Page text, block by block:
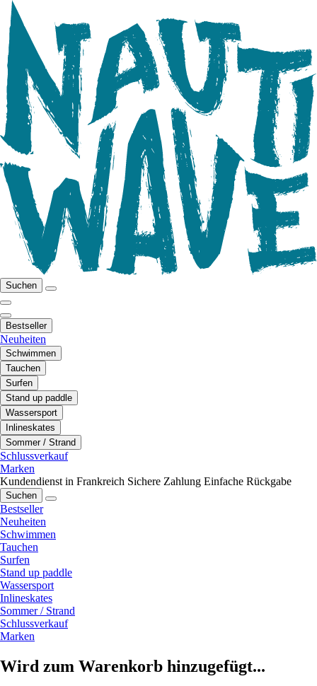
Suchen
Bestseller
Neuheiten
Schwimmen
Tauchen
Surfen
Stand up paddle
Wassersport
Inlineskates
Sommer / Strand
Schlussverkauf
Marken
Kundendienst in Frankreich Sichere Zahlung Einfache Rückgabe
Suchen
Bestseller
Neuheiten
Schwimmen
Tauchen
Surfen
Stand up paddle
Wassersport
Inlineskates
Sommer / Strand
Schlussverkauf
Marken
Wird zum Warenkorb hinzugefügt...